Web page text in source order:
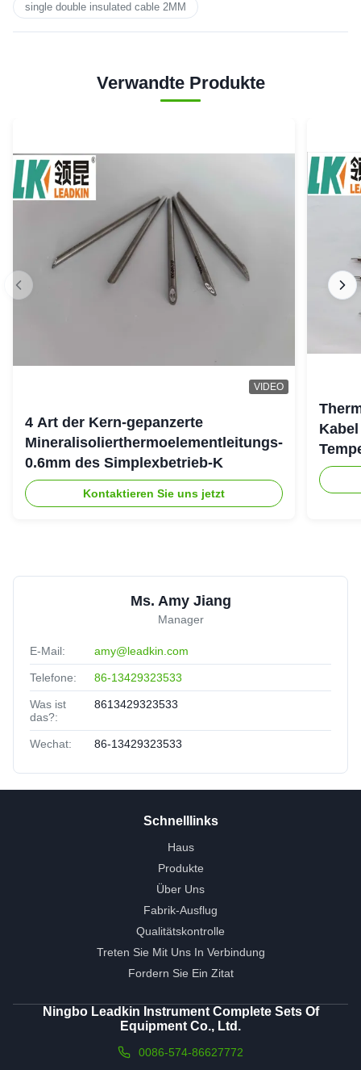
single double insulated cable 2MM
Verwandte Produkte
VIDEO
4 Art der Kern-gepanzerte
Mineralisolierthermoelementleitungs-
0.6mm des Simplexbetrieb-K
Kontaktieren Sie uns jetzt
Ms. Amy Jiang
Manager
E-Mail: amy@leadkin.com
Telefone: 86-13429323533
Was ist
das?:
8613429323533
Wechat: 86-13429323533
Schnelllinks
Haus
Produkte
Über Uns
Fabrik-Ausflug
Qualitätskontrolle
Treten Sie Mit Uns In Verbindung
Fordern Sie Ein Zitat
Ningbo Leadkin Instrument Complete Sets Of
Equipment Co., Ltd.
0086-574-86627772